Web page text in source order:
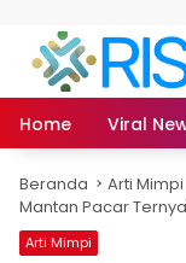
Home Viral
Beranda Arti Mimpi
Mantan Pacar
Arti Mimpi